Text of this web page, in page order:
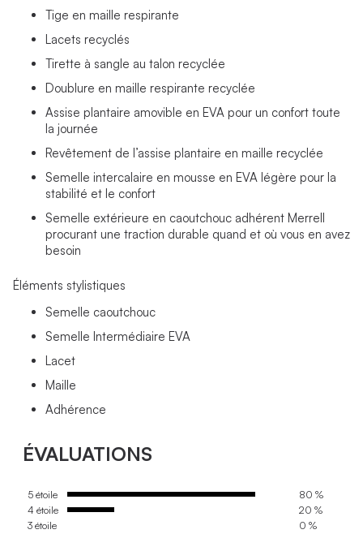
Tige en maille respirante
Lacets recyclés
Tirette à sangle au talon recyclée
Doublure en maille respirante recyclée
Assise plantaire amovible en EVA pour un confort toute
la journée
Revêtement de l’assise plantaire en maille recyclée
Semelle intercalaire en mousse en EVA légère pour la
stabilité et le confort
Semelle extérieure en caoutchouc adhérent Merrell
procurant une traction durable quand et où vous en avez
besoin
Éléments stylistiques
Semelle caoutchouc
Semelle Intermédiaire EVA
Lacet
Maille
Adhérence
ÉVALUATIONS
5 étoile
80 %
4 étoile
20 %
3 étoile
0 %